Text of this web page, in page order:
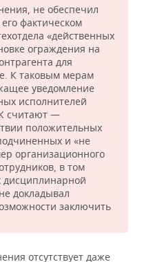
не обеспечил
фактическом
«действенных
ограждения на
для
К таковым мерам
уведомление
исполнителей
считают —
положительных
и «не
организационного
в том
дисциплинарной
докладывал
заключить
отсутствует даже